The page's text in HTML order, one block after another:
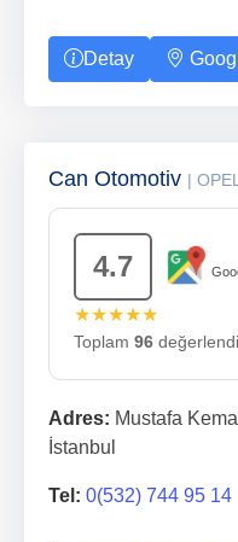
Detay
Can Otomotiv | OPEL
4.7
★★★★★
Toplam 96
Adres: Mustafa
İstanbul
Tel: 0(532) 744 95 14